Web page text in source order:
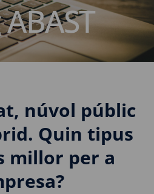
núvol públic
Quin tipus
millor per a